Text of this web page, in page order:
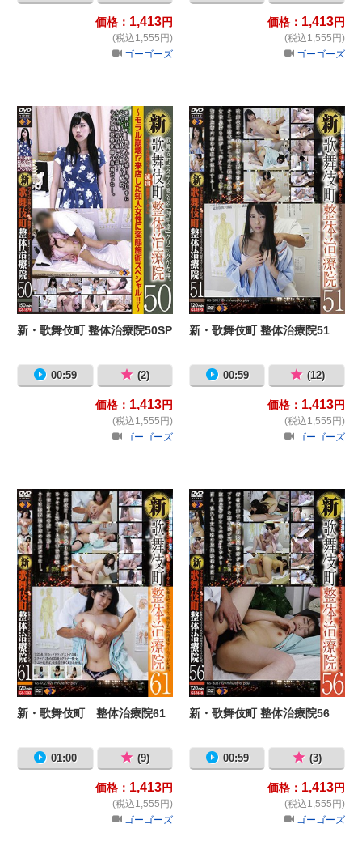
価格： 1,413円
(税込1,555円)
ゴーゴーズ
価格： 1,413円
(税込1,555円)
ゴーゴーズ
新・歌舞伎町 整体治療院50SP
新・歌舞伎町 整体治療院50SP
00:59 (2)
価格： 1,413円
(税込1,555円)
ゴーゴーズ
新
新・歌舞伎町 整体治療院51
00:59 (12)
価格： 1,413円
(税込1,555円)
ゴーゴーズ
新・歌舞伎町 整体治療院61
新・歌舞伎町 整体治療院61
01:00 (9)
価格： 1,413円
(税込1,555円)
ゴーゴーズ
新
新・歌舞伎町 整体治療院56
00:59 (3)
価格： 1,413円
(税込1,555円)
ゴーゴーズ